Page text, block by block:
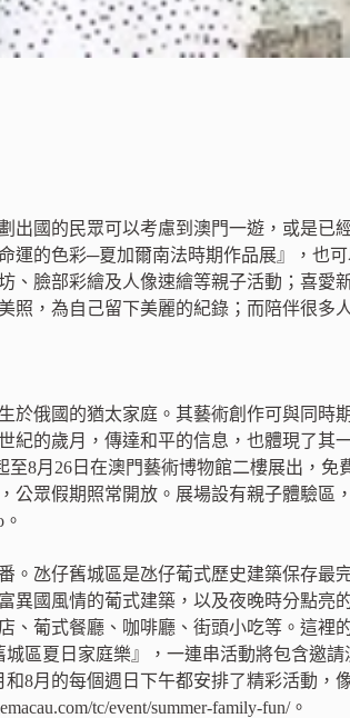
出國的民眾可以考慮到澳門一遊，或是已
運的色彩─夏加爾南法時期作品展』，也
、臉部彩繪及人像速繪等親子活動；喜愛
照，為自己留下美麗的紀錄；而陪伴很多
於俄國的猶太家庭。其藝術創作可與同時
紀的歲月，傳達和平的信息，也體現了其
8月26日在澳門藝術博物館二樓展出，免
公眾假期照常開放。展場設有親子體驗區
。
。氹仔舊城區是氹仔葡式歷史建築保存最
異國風情的葡式建築，以及夜晚時分點亮
、葡式餐廳、咖啡廳、街頭小吃等。這裡
區夏日家庭樂』，一連串活動將包含邀
8月的每個週日下午都安排了精彩活動，
tc/event/summer-family-fun/。